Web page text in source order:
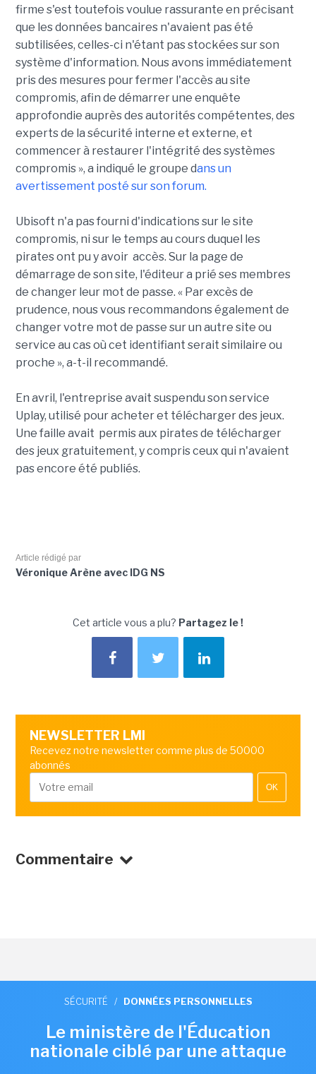
firme s'est toutefois voulue rassurante en précisant
que les données bancaires n'avaient pas été
subtilisées, celles-ci n'étant pas stockées sur son
système d'information. Nous avons immédiatement
pris des mesures pour fermer l'accès au site
compromis, afin de démarrer une enquête
approfondie auprès des autorités compétentes, des
experts de la sécurité interne et externe, et
commencer à restaurer l'intégrité des systèmes
compromis », a indiqué le groupe dans un
avertissement posté sur son forum.
Ubisoft n'a pas fourni d'indications sur le site
compromis, ni sur le temps au cours duquel les
pirates ont pu y avoir accès. Sur la page de
démarrage de son site, l'éditeur a prié ses membres
de changer leur mot de passe. « Par excès de
prudence, nous vous recommandons également de
changer votre mot de passe sur un autre site ou
service au cas où cet identifiant serait similaire ou
proche », a-t-il recommandé.
En avril, l'entreprise avait suspendu son service
Uplay, utilisé pour acheter et télécharger des jeux.
Une faille avait permis aux pirates de télécharger
des jeux gratuitement, y compris ceux qui n'avaient
pas encore été publiés.
Article rédigé par
Véronique Arène avec IDG NS
Cet article vous a plu? Partagez le !
NEWSLETTER LMI
Recevez notre newsletter comme plus de 50000
abonnés
OK
Commentaire
SÉCURITÉ / DONNÉES PERSONNELLES
Le ministère de l'Éducation
nationale ciblé par une attaque